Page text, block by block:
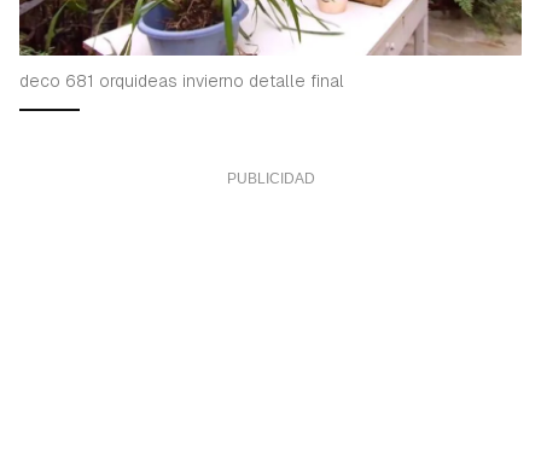
deco 681 orquideas invierno detalle final